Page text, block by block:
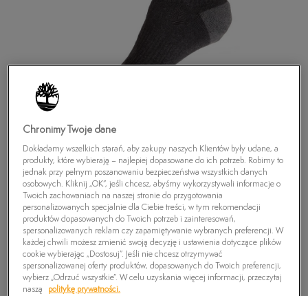
TIMBERLAND SKARPETKI 3PP SAGAMORE BCH
NO SHOW
59,99 zł
Chronimy Twoje dane
Dokładamy wszelkich starań, aby zakupy naszych Klientów były udane, a
produkty, które wybierają – najlepiej dopasowane do ich potrzeb. Robimy to
jednak przy pełnym poszanowaniu bezpieczeństwa wszystkich danych
osobowych. Kliknij „OK”, jeśli chcesz, abyśmy wykorzystywali informacje o
Twoich zachowaniach na naszej stronie do przygotowania
personalizowanych specjalnie dla Ciebie treści, w tym rekomendacji
produktów dopasowanych do Twoich potrzeb i zainteresowań,
spersonalizowanych reklam czy zapamiętywanie wybranych preferencji. W
każdej chwili możesz zmienić swoją decyzję i ustawienia dotyczące plików
cookie wybierając „Dostosuj”. Jeśli nie chcesz otrzymywać
spersonalizowanej oferty produktów, dopasowanych do Twoich preferencji,
wybierz „Odrzuć wszystkie”. W celu uzyskania więcej informacji, przeczytaj
naszą
politykę prywatności.